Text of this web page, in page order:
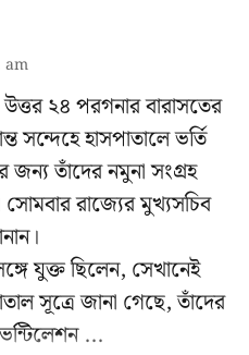
am
উত্তর ২৪ পরগনার বারাসতের
সন্দেহে হাসপাতালে ভর্তি
জন্য তাঁদের নমুনা সংগ্রহ
রাজ্যের মুখ্যসচিব
যুক্ত ছিলেন, সেখানেই
সূত্রে জানা গেছে, তাঁদের
...